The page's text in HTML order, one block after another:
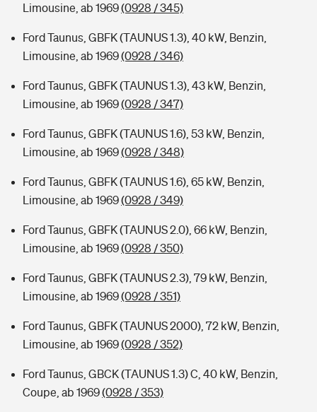
Limousine, ab 1969(0928 / 345)
Ford Taunus, GBFK (TAUNUS 1.3), 40 kW, Benzin,
Limousine, ab 1969(0928 / 346)
Ford Taunus, GBFK (TAUNUS 1.3), 43 kW, Benzin,
Limousine, ab 1969(0928 / 347)
Ford Taunus, GBFK (TAUNUS 1.6), 53 kW, Benzin,
Limousine, ab 1969(0928 / 348)
Ford Taunus, GBFK (TAUNUS 1.6), 65 kW, Benzin,
Limousine, ab 1969(0928 / 349)
Ford Taunus, GBFK (TAUNUS 2.0), 66 kW, Benzin,
Limousine, ab 1969(0928 / 350)
Ford Taunus, GBFK (TAUNUS 2.3), 79 kW, Benzin,
Limousine, ab 1969(0928 / 351)
Ford Taunus, GBFK (TAUNUS 2000), 72 kW, Benzin,
Limousine, ab 1969(0928 / 352)
Ford Taunus, GBCK (TAUNUS 1.3) C, 40 kW, Benzin,
Coupe, ab 1969(0928 / 353)